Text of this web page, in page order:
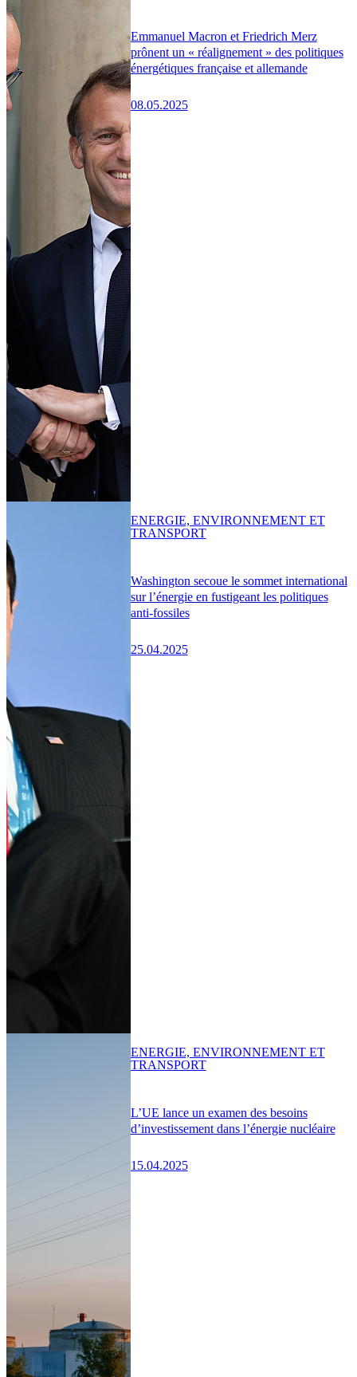
Emmanuel Macron et Friedrich Merz
prônent un « réalignement » des politiques
énergétiques française et allemande
08.05.2025
Washington secoue le sommet international
sur l’énergie en fustigeant les politiques
anti-fossiles
25.04.2025
ENERGIE, ENVIRONNEMENT ET
TRANSPORT
L’UE lance un examen des besoins
d’investissement dans l’énergie nucléaire
15.04.2025
ENERGIE, ENVIRONNEMENT ET
TRANSPORT